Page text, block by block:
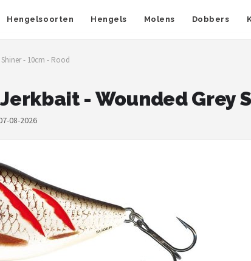
Hengelsoorten Hengels Molens Dobbers
- 10cm - Rood
- Wounded Grey
08-2026